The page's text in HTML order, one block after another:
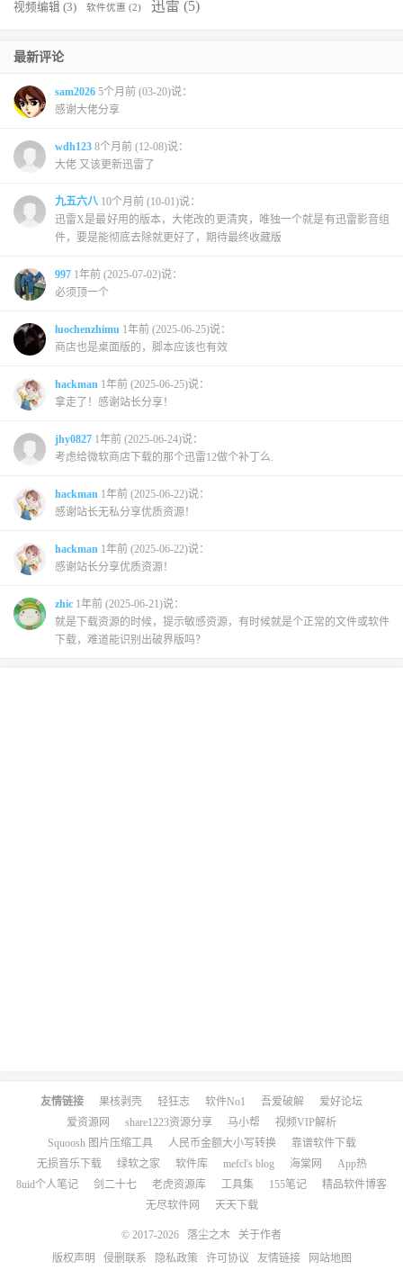
视频编辑 (3) 软件优惠 (2) 迅雷 (5)
最新评论
sam2026 5个月前 (03-20)说：
感谢大佬分享
wdh123 8个月前 (12-08)说：
大佬 又该更新迅雷了
九五六八 10个月前 (10-01)说：
迅雷X是最好用的版本，大佬改的更清爽，唯独一个就是有迅雷影音组
件，要是能彻底去除就更好了，期待最终收藏版
997 1年前 (2025-07-02)说：
必须顶一个
luochenzhimu 1年前 (2025-06-25)说：
商店也是桌面版的，脚本应该也有效
hackman 1年前 (2025-06-25)说：
拿走了！感谢站长分享！
jhy0827 1年前 (2025-06-24)说：
考虑给微软商店下载的那个迅雷12做个补丁么.
hackman 1年前 (2025-06-22)说：
感谢站长无私分享优质资源！
hackman 1年前 (2025-06-22)说：
感谢站长分享优质资源！
zhic 1年前 (2025-06-21)说：
就是下载资源的时候，提示敏感资源，有时候就是个正常的文件或软件
下载，难道能识别出破界版吗？
友情链接 果核剥壳 轻狂志 软件No1 吾爱破解
爱好论坛
爱资源网
share1223资源分享 马小帮
视频VIP解析
Squoosh 图片压缩工具
人民币金额大小写转换
靠谱软件下载
无损音乐下载
绿软之家 软件库 mefcl's blog 海棠网
App热
8uid个人笔记
剑二十七 老虎资源库 工具集 155笔记
精品软件博客
无尽软件网
天天下载
© 2017-2026 落尘之木
关于作者
版权声明
侵删联系 隐私政策 许可协议 友情链接 网站地图